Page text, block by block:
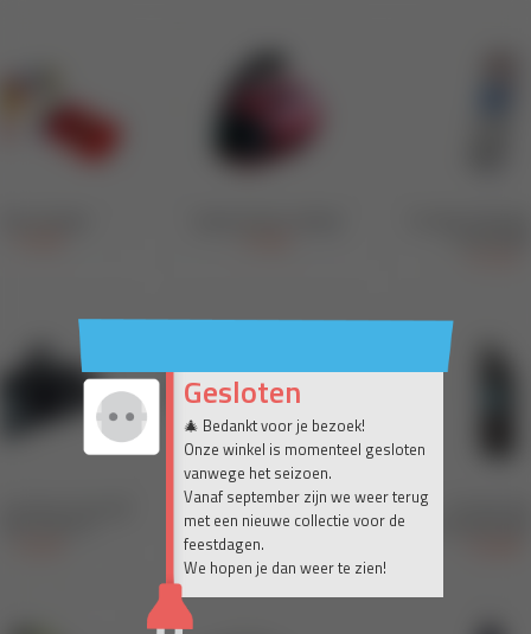
Gesloten
🎄 Bedankt voor je bezoek!
Onze winkel is momenteel gesloten
vanwege het seizoen.
Vanaf september zijn we weer terug
met een nieuwe collectie voor de
feestdagen.
We hopen je dan weer te zien!